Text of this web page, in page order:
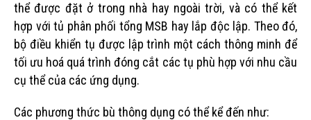
thể được đặt ở trong nhà hay ngoài trời, và có thể kết
hợp với tủ phân phối tổng MSB hay lắp độc lập. Theo đó,
bộ điều khiển tụ được lập trình một cách thông minh để
tối ưu hoá quá trình đóng cắt các tụ phù hợp với nhu cầu
cụ thể của các ứng dụng.
Các phương thức bù thông dụng có thể kể đến như: